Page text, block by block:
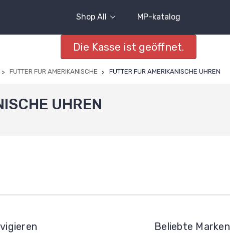
Shop All MP-katalog
Die Kasse ist geöffnet.
FUTTER FUR AMERIKANISCHE FUTTER FUR AMERIKANISCHE UHREN
UHREN
Beliebte Marken